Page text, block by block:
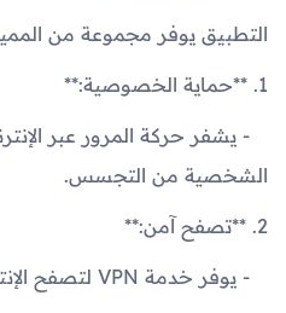
التطبيق يوفر مجموعة من
1. **حماية الخصوصية:**
- يشفر حركة المرور عبر
الشخصية من التجسس.
2. **تصفح آمن:**
- يوفر خدمة VPN لتصفح الإنترنت بشكل آمن ومجهول.